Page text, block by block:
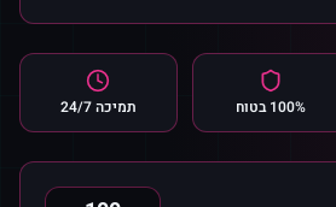
100% בטוח תמיכה 24/7